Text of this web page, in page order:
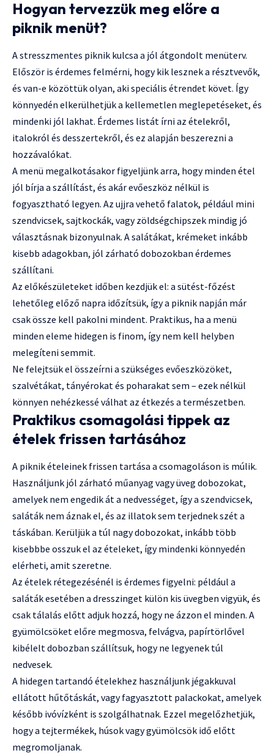
Hogyan tervezzük meg előre a
piknik menüt?
A stresszmentes piknik kulcsa a jól átgondolt menüterv.
Először is érdemes felmérni, hogy kik lesznek a résztvevők,
és van-e közöttük olyan, aki speciális étrendet követ. Így
könnyedén elkerülhetjük a kellemetlen meglepetéseket, és
mindenki jól lakhat. Érdemes listát írni az ételekről,
italokról és desszertekről, és ez alapján beszerezni a
hozzávalókat.
A menü megalkotásakor figyeljünk arra, hogy minden étel
jól bírja a szállítást, és akár evőeszköz nélkül is
fogyasztható legyen. Az ujjra vehető falatok, például mini
szendvicsek, sajtkockák, vagy zöldségchipszek mindig jó
választásnak bizonyulnak. A salátákat, krémeket inkább
kisebb adagokban, jól zárható dobozokban érdemes
szállítani.
Az előkészületeket időben kezdjük el: a sütést-főzést
lehetőleg előző napra időzítsük, így a piknik napján már
csak össze kell pakolni mindent. Praktikus, ha a menü
minden eleme hidegen is finom, így nem kell helyben
melegíteni semmit.
Ne felejtsük el összeírni a szükséges evőeszközöket,
szalvétákat, tányérokat és poharakat sem – ezek nélkül
könnyen nehézkessé válhat az étkezés a természetben.
Praktikus csomagolási tippek az
ételek frissen tartásához
A piknik ételeinek frissen tartása a csomagoláson is múlik.
Használjunk jól zárható műanyag vagy üveg dobozokat,
amelyek nem engedik át a nedvességet, így a szendvicsek,
saláták nem áznak el, és az illatok sem terjednek szét a
táskában. Kerüljük a túl nagy dobozokat, inkább több
kisebbbe osszuk el az ételeket, így mindenki könnyedén
elérheti, amit szeretne.
Az ételek rétegezésénél is érdemes figyelni: például a
saláták esetében a dresszinget külön kis üvegben vigyük, és
csak tálalás előtt adjuk hozzá, hogy ne ázzon el minden. A
gyümölcsöket előre megmosva, felvágva, papírtörlővel
kibélelt dobozban szállítsuk, hogy ne legyenek túl
nedvesek.
A hidegen tartandó ételekhez használjunk jégakkuval
ellátott hűtőtáskát, vagy fagyasztott palackokat, amelyek
később ivóvízként is szolgálhatnak. Ezzel megelőzhetjük,
hogy a tejtermékek, húsok vagy gyümölcsök idő előtt
megromoljanak.